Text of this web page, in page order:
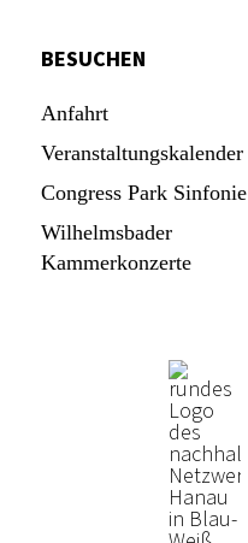
BESUCHEN
Anfahrt
Veranstaltungskalender
Congress Park Sinfonie
Wilhelmsbader
Kammerkonzerte